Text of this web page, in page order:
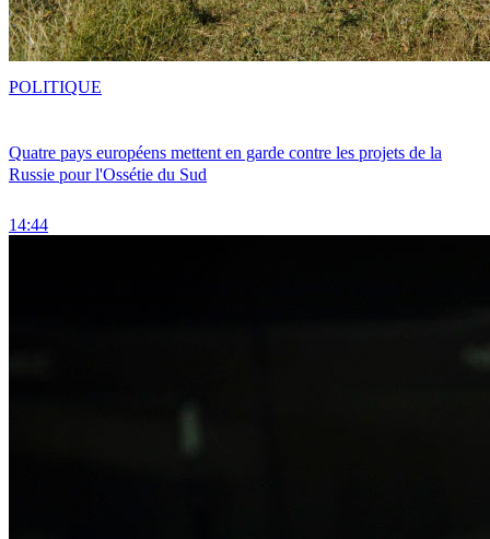
Quatre pays européens mettent en garde contre les projets de la
Russie pour l'Ossétie du Sud
14:44
POLITIQUE